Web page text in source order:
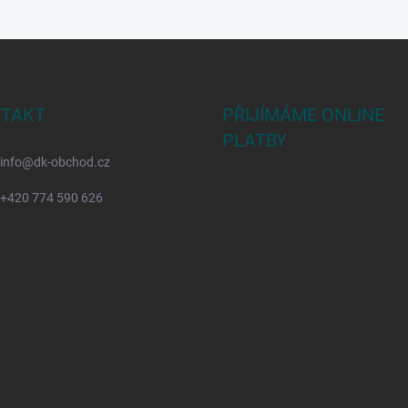
info@dk-obchod.cz
+420 774 590 626
PŘIJÍMÁME ONLINE
PLATBY